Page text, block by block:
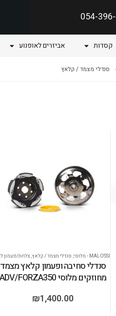
054-
קסדות אביזרים לאופנוע
סנדלי מצמד / קלאץ
MALOSSI - מלוסי , סנדלי מצמד / קלאץ, צלחת/פעמון למצמד
סנדלי סחיבה ופעמון קלאץ מצמד
מחוזקים מלוסי ADV/FORZA350
₪1,400.00